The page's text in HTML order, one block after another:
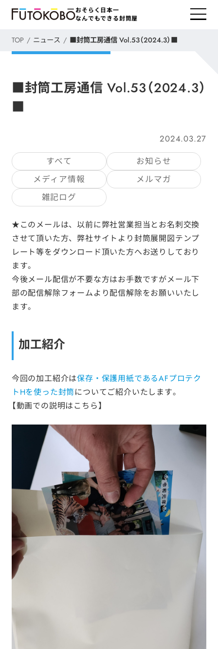
おそらく日本一
なんでもできる封筒屋
TOP ニュース ■封筒工房通信 Vol.53（2024.3）■
■封筒工房通信 Vol.53（2024.3）
■
2024.03.27
すべて
お知らせ
メディア情報
メルマガ
雑記ログ
★このメールは、以前に弊社営業担当とお名刺交換
させて頂いた方、弊社サイトより封筒展開図テンプ
レート等をダウンロード頂いた方へお送りしており
ます。
今後メール配信が不要な方はお手数ですがメール下
部の配信解除フォームより配信解除をお願いいたし
ます。
加工紹介
今回の加工紹介は保存・保護用紙であるAFプロテク
トHを使った封筒についてご紹介いたします。
【動画での説明はこちら】